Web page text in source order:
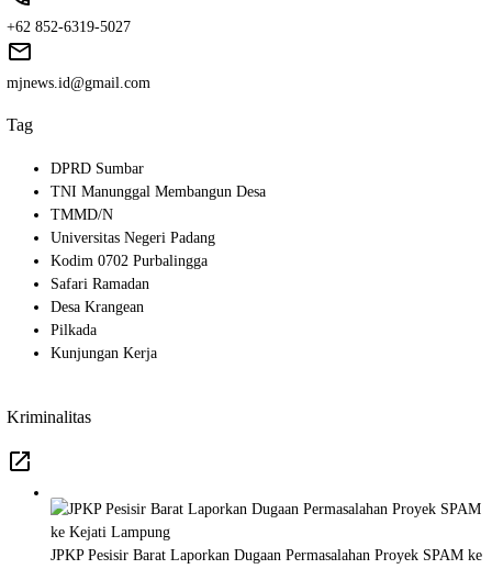
+62 852-6319-5027
mjnews.id@gmail.com
Tag
DPRD Sumbar
TNI Manunggal Membangun Desa
TMMD/N
Universitas Negeri Padang
Kodim 0702 Purbalingga
Safari Ramadan
Desa Krangean
Pilkada
Kunjungan Kerja
Kriminalitas
JPKP Pesisir Barat Laporkan Dugaan Permasalahan Proyek SPAM ke